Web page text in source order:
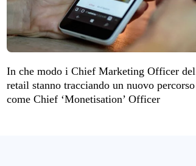
In che modo i Chief Marketing Officer del
retail stanno tracciando un nuovo percorso
come Chief ‘Monetisation’ Officer